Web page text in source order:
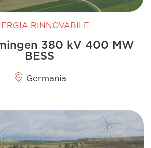
RINNOVABILE
380 kV 400 MW
BESS
Germania